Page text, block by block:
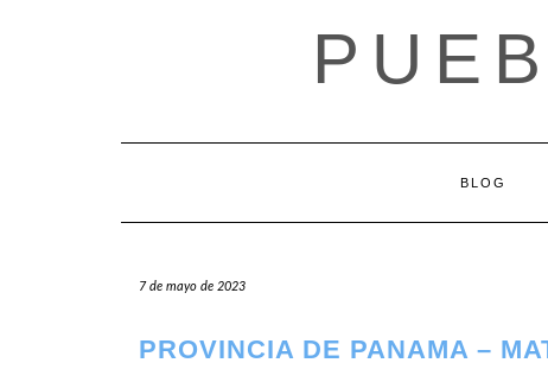
BLOG
7 de mayo de 2023
PROVINCIA DE PANAMA –